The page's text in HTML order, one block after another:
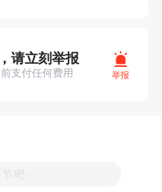
请立刻举报
支付任何费用 举报